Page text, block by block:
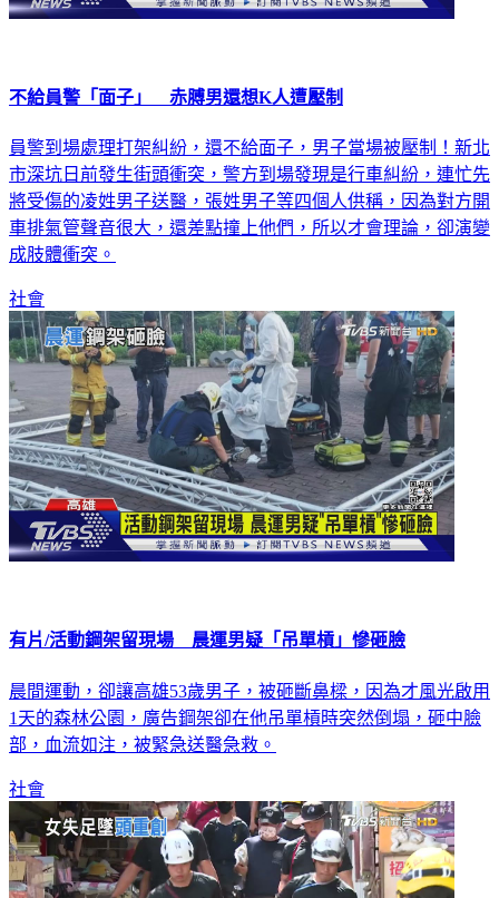
不給員警「面子」 赤膊男還想K人遭壓制
員警到場處理打架糾紛，還不給面子，男子當場被壓制！新北
市深坑日前發生街頭衝突，警方到場發現是行車糾紛，連忙先
將受傷的凌姓男子送醫，張姓男子等四個人供稱，因為對方開
車排氣管聲音很大，還差點撞上他們，所以才會理論，卻演變
成肢體衝突。
社會
有片/活動鋼架留現場 晨運男疑「吊單槓」慘砸臉
晨間運動，卻讓高雄53歲男子，被砸斷鼻樑，因為才風光啟用
1天的森林公園，廣告鋼架卻在他吊單槓時突然倒塌，砸中臉
部，血流如注，被緊急送醫急救。
社會